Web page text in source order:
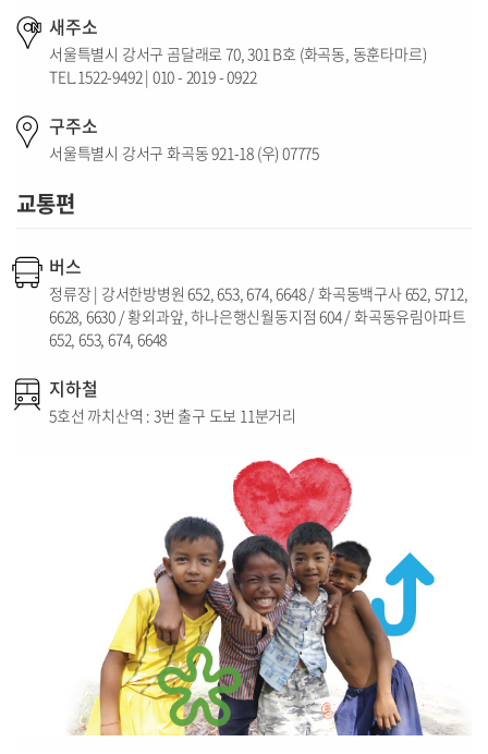
새주소
서울특별시 강서구 곰달래로 70, 301 B호 (화곡동, 동훈타마르)
TEL.1522-9492 | 010 - 2019 - 0922
구주소
서울특별시 강서구 화곡동 921-18 (우) 07775
교통편
버스
정류장 | 강서한방병원 652, 653, 674, 6648 / 화곡동백구사 652, 5712,
6628, 6630 / 황외과앞, 하나은행신월동지점 604 / 화곡동유림아파트
652, 653, 674, 6648
지하철
5호선 까치산역 : 3번 출구 도보 11분거리